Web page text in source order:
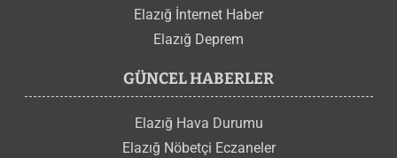
Elazığ İnternet Haber
Elazığ Deprem
GÜNCEL HABERLER
Elazığ Hava Durumu
Elazığ Nöbetçi Eczaneler